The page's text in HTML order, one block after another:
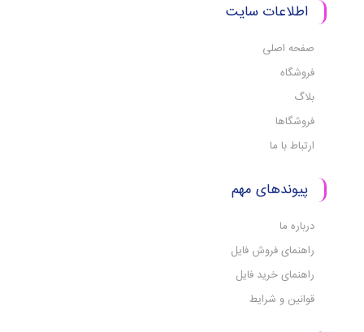
اطلاعات سایت
صفحه اصلی
فروشگاه
بلاگ
فروشگاها
ارتباط با ما
پیوندهای مهم
درباره ما
راهنمای فروش فایل
راهنمای خرید فایل
قوانین و شرایط